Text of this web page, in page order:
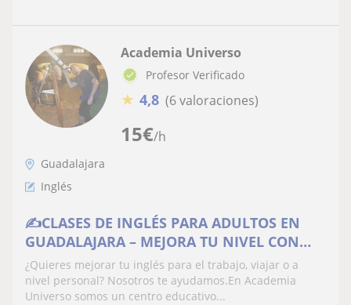
15€/h
Academia Universo
Profesor Verificado
★ 4,8 (6 valoraciones)
Guadalajara
Inglés
✍️CLASES DE INGLÉS PARA ADULTOS EN
GUADALAJARA – MEJORA TU NIVEL CON
CONFIANZA
¿Quieres mejorar tu inglés para el trabajo, viajar o a
nivel personal? Nosotros te ayudamos.En Academia
Universo somos un centro educativo...